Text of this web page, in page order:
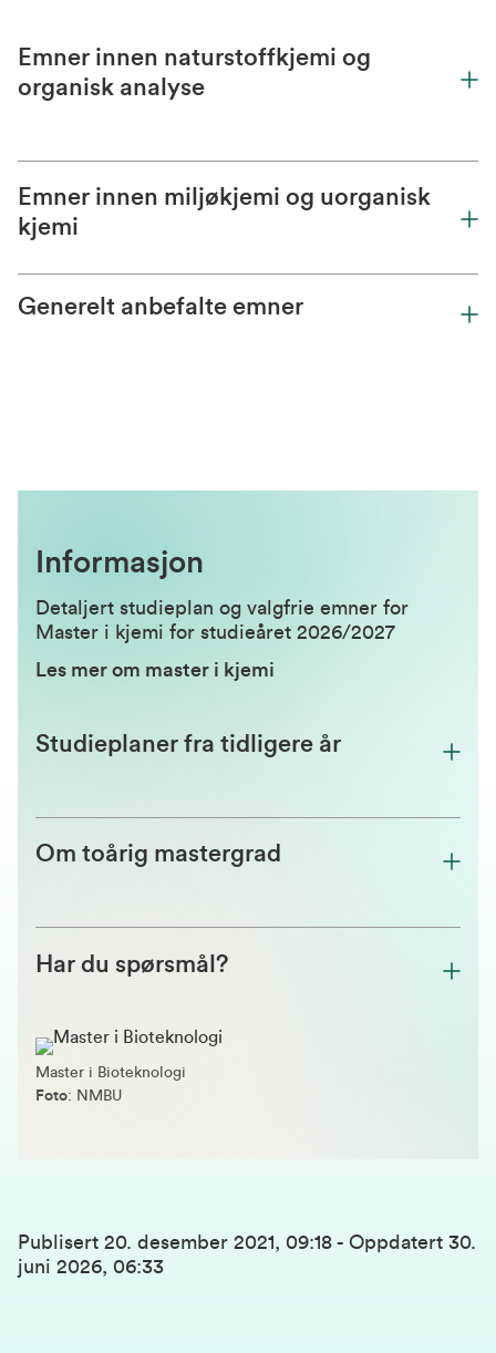
Emner innen naturstoffkjemi og
organisk analyse
Emner innen miljøkjemi og uorganisk
kjemi
Generelt anbefalte emner
Informasjon
Detaljert studieplan og valgfrie emner for
Master i kjemi for studieåret 2026/2027
Les mer om master i kjemi
Studieplaner fra tidligere år
Om toårig mastergrad
Har du spørsmål?
Master i Bioteknologi
Foto: NMBU
Publisert 20. desember 2021, 09:18 - Oppdatert 30.
juni 2026, 06:33